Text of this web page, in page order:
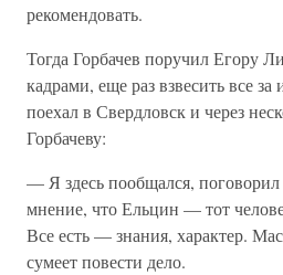
рекомендовать.
Тогда Горбачев поручил Егору
кадрами, еще раз взвесить все
поехал в Свердловск и через
Горбачеву:
— Я здесь пообщался,
мнение, что Ельцин — тот
Все есть — знания, характер.
сумеет повести дело.